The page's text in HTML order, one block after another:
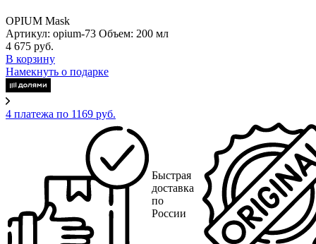
OPIUM Mask
Артикул: opium-73 Объем: 200 мл
4 675 руб.
В корзину
Намекнуть о подарке
4 платежа по 1169 руб.
Быстрая
доставка
по
России